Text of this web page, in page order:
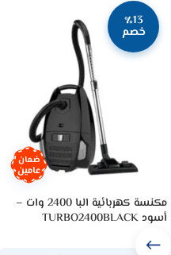
٪13
خصم
ضمان
عامين
مكنسة كهربائية البا 2400 وات –
أسود TURBO2400BLACK